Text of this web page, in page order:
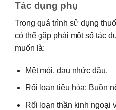
Tác dụng phụ
Trong quá trình sử dụng
có thể gặp phải một số tác
muốn là:
Mệt mỏi, đau nhức đầu.
Rối loạn tiêu hóa: Buồn
Rối loạn thần kinh ngoại